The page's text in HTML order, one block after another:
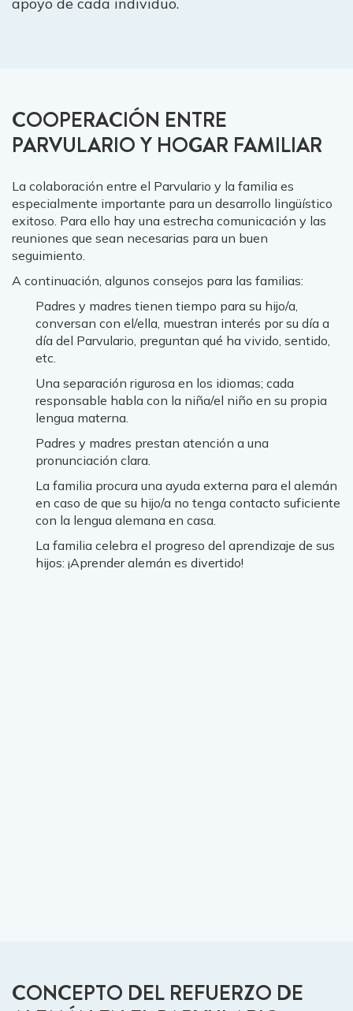
COOPERACIÓN ENTRE
PARVULARIO Y HOGAR FAMILIAR
La colaboración entre el Parvulario y la familia es
especialmente importante para un desarrollo lingüístico
exitoso. Para ello hay una estrecha comunicación y las
reuniones que sean necesarias para un buen
seguimiento.
A continuación, algunos consejos para las familias:
Padres y madres tienen tiempo para su hijo/a,
conversan con el/ella, muestran interés por su día a
día del Parvulario, preguntan qué ha vivido, sentido,
etc.
Una separación rigurosa en los idiomas; cada
responsable habla con la niña/el niño en su propia
lengua materna.
Padres y madres prestan atención a una
pronunciación clara.
La familia procura una ayuda externa para el alemán
en caso de que su hijo/a no tenga contacto suficiente
con la lengua alemana en casa.
La familia celebra el progreso del aprendizaje de sus
hijos: ¡Aprender alemán es divertido!
CONCEPTO DEL REFUERZO DE